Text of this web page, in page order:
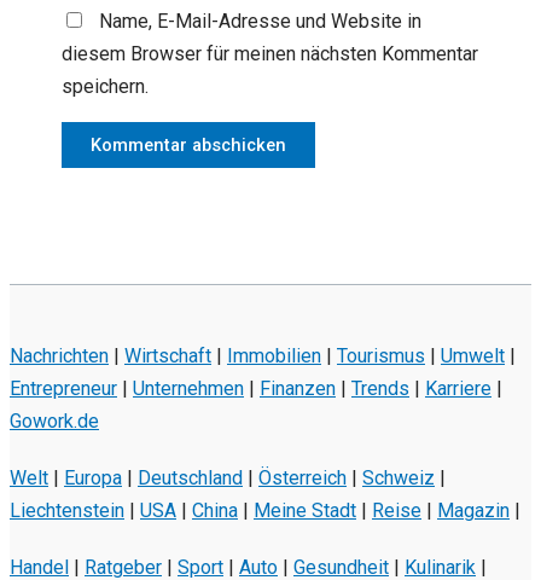
Name, E-Mail-Adresse und Website in
diesem Browser für meinen nächsten Kommentar
speichern.
Nachrichten | Wirtschaft | Immobilien | Tourismus | Umwelt |
Entrepreneur | Unternehmen | Finanzen | Trends | Karriere |
Gowork.de
Welt | Europa | Deutschland | Österreich | Schweiz |
Liechtenstein | USA | China | Meine Stadt | Reise | Magazin |
Handel | Ratgeber | Sport | Auto | Gesundheit | Kulinarik |